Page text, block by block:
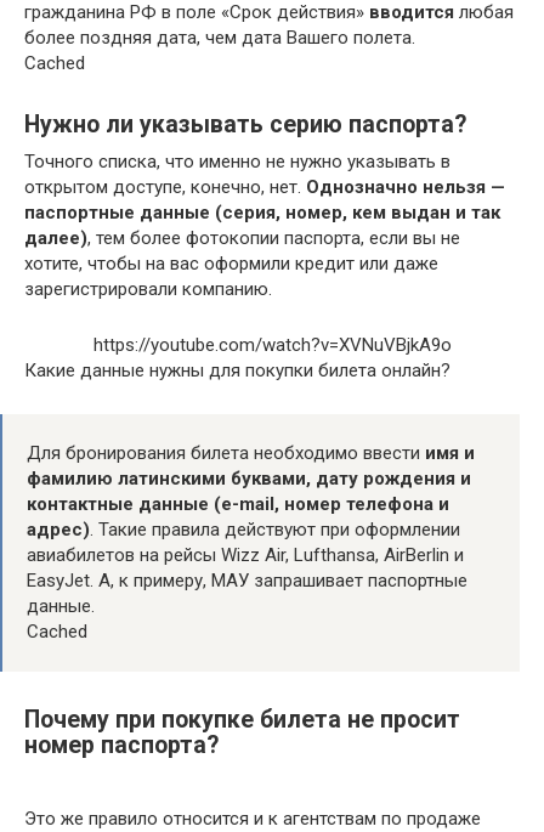
гражданина РФ в поле «Срок действия» вводится любая
более поздняя дата, чем дата Вашего полета.
Cached
Нужно ли указывать серию паспорта?
Точного списка, что именно не нужно указывать в
открытом доступе, конечно, нет. Однозначно нельзя —
паспортные данные (серия, номер, кем выдан и так
далее), тем более фотокопии паспорта, если вы не
хотите, чтобы на вас оформили кредит или даже
зарегистрировали компанию.
https://youtube.com/watch?v=XVNuVBjkA9o
Какие данные нужны для покупки билета онлайн?
Для бронирования билета необходимо ввести имя и
фамилию латинскими буквами, дату рождения и
контактные данные (e-mail, номер телефона и
адрес). Такие правила действуют при оформлении
авиабилетов на рейсы Wizz Air, Lufthansa, AirBerlin и
EasyJet. А, к примеру, МАУ запрашивает паспортные
данные.
Cached
Почему при покупке билета не просит
номер паспорта?
Это же правило относится и к агентствам по продаже